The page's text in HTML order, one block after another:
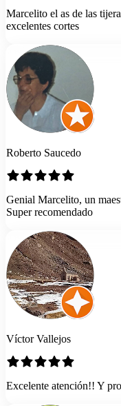
Marcelito el as de las
excelentes cortes
Roberto Saucedo
Genial Marcelito, un
Super recomendado
Víctor Vallejos
Excelente atención!! Y